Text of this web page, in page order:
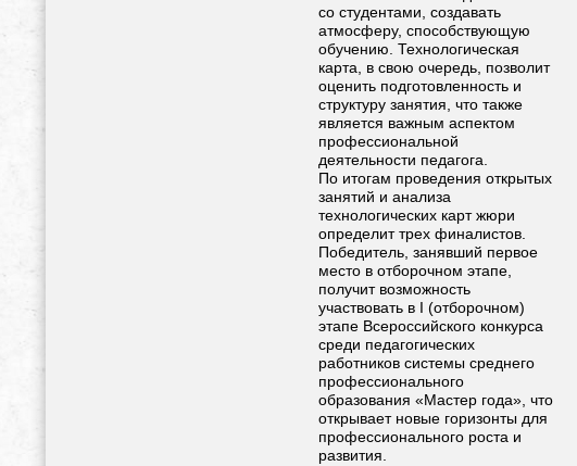
со студентами, создавать
атмосферу, способствующую
обучению. Технологическая
карта, в свою очередь, позволит
оценить подготовленность и
структуру занятия, что также
является важным аспектом
профессиональной
деятельности педагога.
По итогам проведения открытых
занятий и анализа
технологических карт жюри
определит трех финалистов.
Победитель, занявший первое
место в отборочном этапе,
получит возможность
участвовать в I (отборочном)
этапе Всероссийского конкурса
среди педагогических
работников системы среднего
профессионального
образования «Мастер года», что
открывает новые горизонты для
профессионального роста и
развития.